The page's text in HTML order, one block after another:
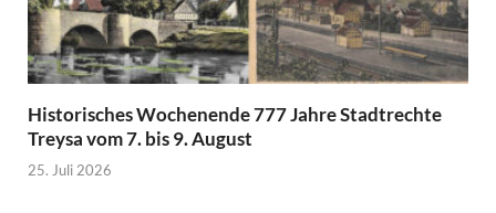
Historisches Wochenende 777 Jahre Stadtrechte
Treysa vom 7. bis 9. August
25. Juli 2026